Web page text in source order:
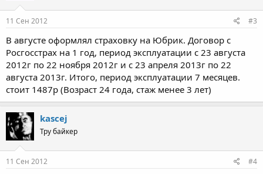
11 Сен 2012 #3
В августе оформлял страховку на Юбрик. Договор с
Росгосстрах на 1 год, период эксплуатации с 23 августа
2012г по 22 ноября 2012г и с 23 апреля 2013г по 22
августа 2013г. Итого, период эксплуатации 7 месяцев.
стоит 1487р (Возраст 24 года, стаж менее 3 лет)
kascej
Тру байкер
11 Сен 2012 #4